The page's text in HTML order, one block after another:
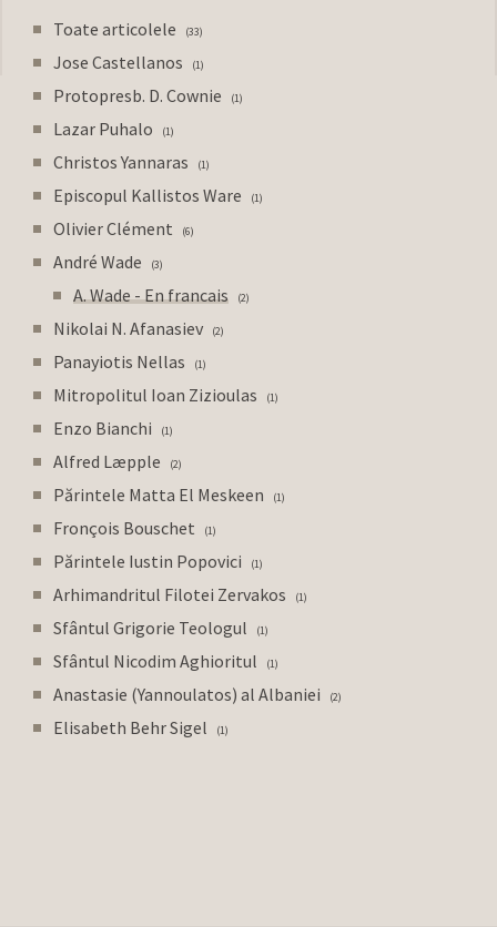
Toate articolele 33
Jose Castellanos 1
Protopresb. D. Cownie 1
Lazar Puhalo 1
Christos Yannaras 1
Episcopul Kallistos Ware 1
Olivier Clément 6
André Wade 3
A. Wade - En francais 2
Nikolai N. Afanasiev 2
Panayiotis Nellas 1
Mitropolitul Ioan Zizioulas 1
Enzo Bianchi 1
Alfred Læpple 2
Părintele Matta El Meskeen 1
Fronçois Bouschet 1
Părintele Iustin Popovici 1
Arhimandritul Filotei Zervakos 1
Sfântul Grigorie Teologul 1
Sfântul Nicodim Aghioritul 1
Anastasie (Yannoulatos) al Albaniei 2
Elisabeth Behr Sigel 1